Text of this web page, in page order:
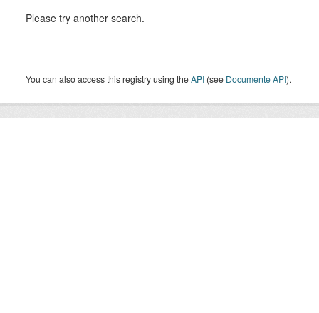
Please try another search.
You can also access this registry using theAPI (see Documente API).